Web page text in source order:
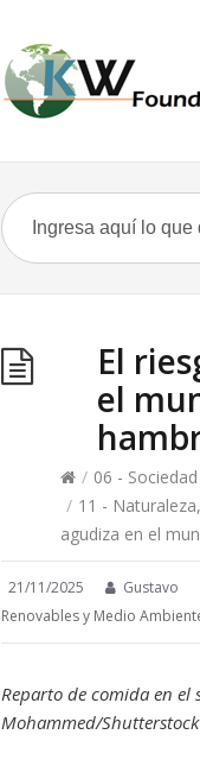
El
el
/ 06 - Sociedad
/ 11 -
agudiza en el
21/11/2025 Gustavo
Renovables y Medio
Reparto de comida en el
Mohammed/Shutterstock